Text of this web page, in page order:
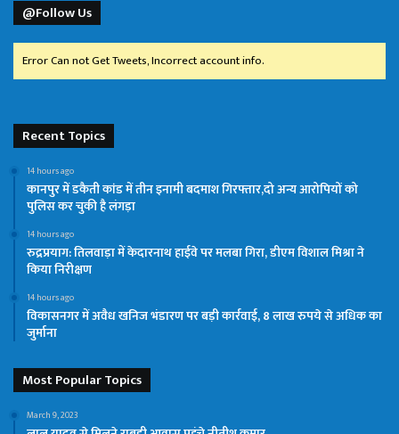
@Follow Us
Error Can not Get Tweets, Incorrect account info.
Recent Topics
14 hours ago
कानपुर में डकैती कांड में तीन इनामी बदमाश गिरफ्तार,दो अन्य आरोपियों को
पुलिस कर चुकी है लंगड़ा
14 hours ago
रुद्रप्रयाग: तिलवाड़ा में केदारनाथ हाईवे पर मलबा गिरा, डीएम विशाल मिश्रा ने
किया निरीक्षण
14 hours ago
विकासनगर में अवैध खनिज भंडारण पर बड़ी कार्रवाई, 8 लाख रुपये से अधिक का
जुर्माना
Most Popular Topics
March 9, 2023